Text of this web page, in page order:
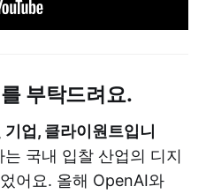
부탁드려요.
기업, 클라이원트입니
국내 입찰 산업의 디지
어요. 올해 OpenAI와